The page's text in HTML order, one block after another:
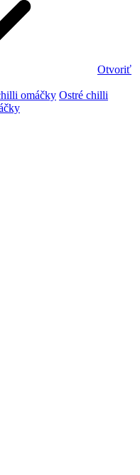
Otvoriť
omáčky Ostré chilli